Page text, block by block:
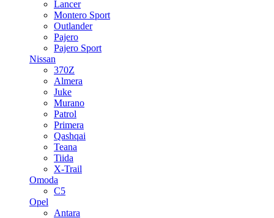
Lancer
Montero Sport
Outlander
Pajero
Pajero Sport
Nissan
370Z
Almera
Juke
Murano
Patrol
Primera
Qashqai
Teana
Tiida
X-Trail
Omoda
C5
Opel
Antara